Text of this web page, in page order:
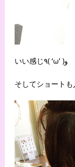
いい感じ٩( ‘ω’ )و
そしてショートも